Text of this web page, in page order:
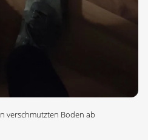
verschmutzten Boden ab